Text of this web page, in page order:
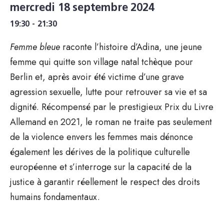
mercredi 18 septembre 2024
19:30 - 21:30
Femme bleue raconte l’histoire d’Adina, une jeune
femme qui quitte son village natal tchèque pour
Berlin et, après avoir été victime d’une grave
agression sexuelle, lutte pour retrouver sa vie et sa
dignité. Récompensé par le prestigieux Prix du Livre
Allemand en 2021, le roman ne traite pas seulement
de la violence envers les femmes mais dénonce
également les dérives de la politique culturelle
européenne et s’interroge sur la capacité de la
justice à garantir réellement le respect des droits
humains fondamentaux.